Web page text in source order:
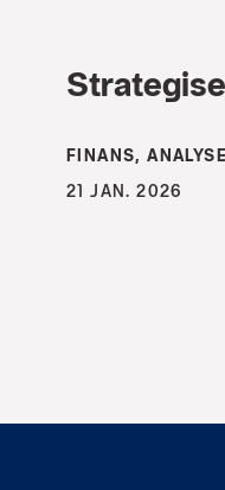
FINANS,
21 JAN. 2026